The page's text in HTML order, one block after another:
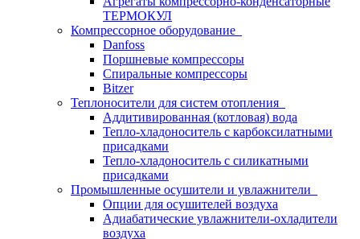
ТЕРМОКУЛ
Компрессорное оборудование
Danfoss
Поршневые компрессоры
Спиральные компрессоры
Bitzer
Теплоносители для систем отопления
Аддитивированная (котловая) вода
Тепло-хладоноситель с карбоксилатными
присадками
Тепло-хладоноситель с силикатными
присадками
Промышленные осушители и увлажнители
Опции для осушителей воздуха
Адиабатические увлажнители-охладители
воздуха